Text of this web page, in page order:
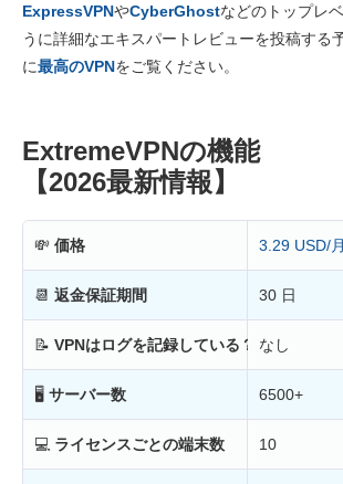
価格
信頼性とサポート 8.4
ExpressVPNやCyberGhostなどのトップレ
うに詳細なエキスパートレビューを投稿する
に最高のVPNをご覧ください。
ExtremeVPNの機能
【2026最新情報】
💸 価格 3.29 USD/月
📆 返金保証期間 30 日
📝 VPNはログを記録している？ なし
🖥 サーバー数 6500+
💻 ライセンスごとの端末数 10